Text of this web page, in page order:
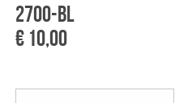
2700-BL
€ 10,00